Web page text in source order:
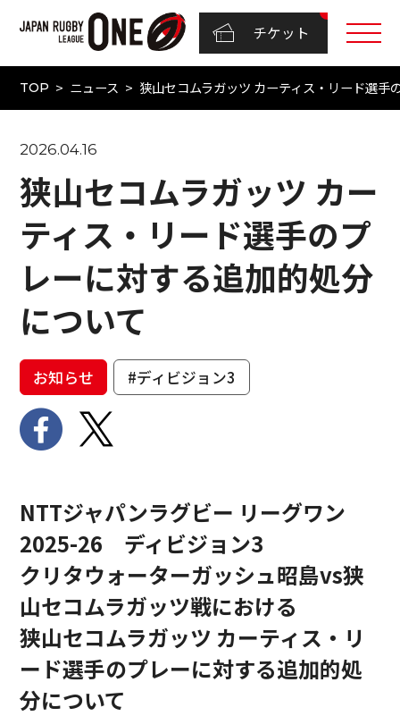
チケット
TOP ニュース 狭山セコムラガッツ カーティス・リード選手
2026.04.16
狭山セコムラガッツ カー
ティス・リード選手のプ
レーに対する追加的処分
について
お知らせ #ディビジョン3
NTTジャパンラグビー リーグワン
2025-26 ディビジョン3
クリタウォーターガッシュ昭島vs狭
山セコムラガッツ戦における
狭山セコムラガッツ カーティス・リ
ード選手のプレーに対する追加的処
分について